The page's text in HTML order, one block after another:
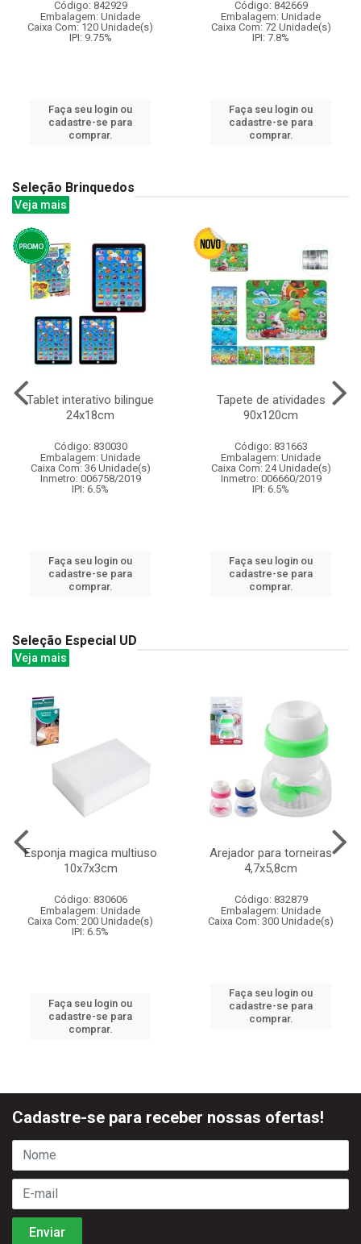
Código: 842929
Embalagem: Unidade
Caixa Com: 120 Unidade(s)
IPI: 9.75%
Faça seu login ou
cadastre-se para
comprar.
Código: 842669
Embalagem: Unidade
Caixa Com: 72 Unidade(s)
IPI: 7.8%
Faça seu login ou
cadastre-se para
comprar.
Seleção Brinquedos
Veja mais
Tablet interativo bilingue
24x18cm
Código: 830030
Embalagem: Unidade
Caixa Com: 36 Unidade(s)
Inmetro: 006758/2019
IPI: 6.5%
Faça seu login ou
cadastre-se para
comprar.
Tapete de atividades
90x120cm
Código: 831663
Embalagem: Unidade
Caixa Com: 24 Unidade(s)
Inmetro: 006660/2019
IPI: 6.5%
Faça seu login ou
cadastre-se para
comprar.
Seleção Especial UD
Veja mais
Esponja magica multiuso
10x7x3cm
Código: 830606
Embalagem: Unidade
Caixa Com: 200 Unidade(s)
IPI: 6.5%
Faça seu login ou
cadastre-se para
comprar.
Arejador para torneiras
4,7x5,8cm
Código: 832879
Embalagem: Unidade
Caixa Com: 300 Unidade(s)
Faça seu login ou
cadastre-se para
comprar.
Cadastre-se para receber nossas ofertas!